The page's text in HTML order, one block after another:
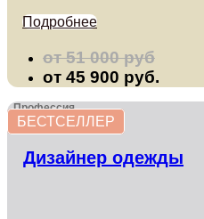
Подробнее
от 51 000 руб
от 45 900 руб.
Профессия
БЕСТСЕЛЛЕР
Дизайнер одежды